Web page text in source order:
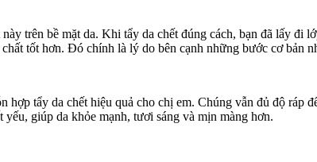
trên bề mặt da. Khi tẩy da chết đúng cách, bạn đã lấy
tốt hơn. Đó chính là lý do bên cạnh những bước cơ bản
hợp tẩy da chết hiệu quả cho chị em. Chúng vẫn đủ độ
giúp da khỏe mạnh, tươi sáng và mịn màng hơn.